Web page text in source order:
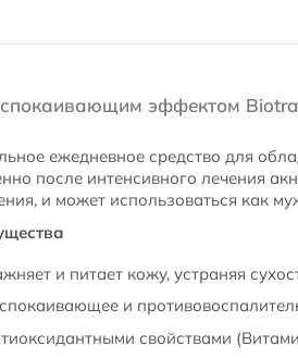
эффектом
ежедневное средство для
после интенсивного лечения
и может использоваться как
и питает кожу, устраняя
и
свойствами